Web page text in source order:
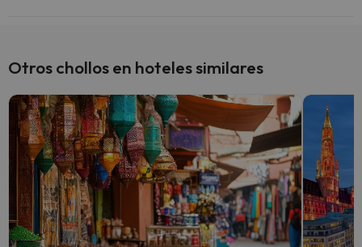
Otros chollos en hoteles similares